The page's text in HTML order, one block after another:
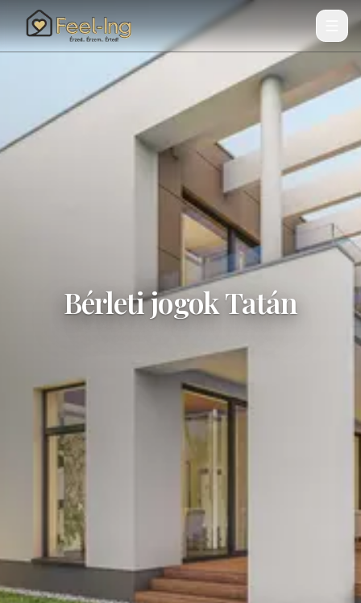
Bérleti jogok Tatán